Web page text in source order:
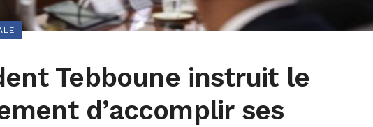
Tebboune instruit le
d’accomplir ses